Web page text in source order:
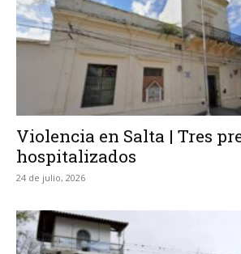
Violencia en Salta | Tres
hospitalizados
24 de julio, 2026